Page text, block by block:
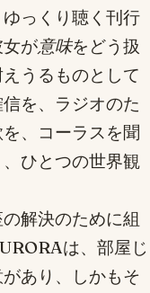
っくり聴く刊行
が意味をどう扱
うるものとして
を、ラジオのた
、コーラスを聞
ひとつの世界観
解決のために組
は、部屋じ
あり、しかもそ